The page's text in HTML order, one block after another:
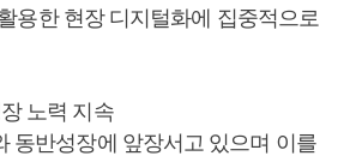
용한 현장 디지털화에 집중적으로
노력 지속
동반성장에 앞장서고 있으며 이를